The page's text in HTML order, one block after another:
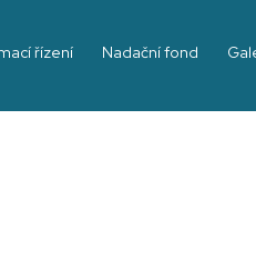
řízení Nadační fond